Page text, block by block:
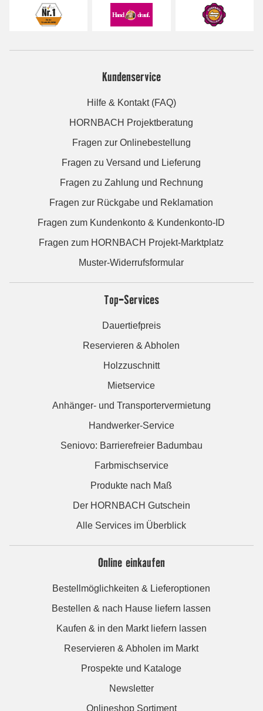
Kundenservice
Hilfe & Kontakt (FAQ)
HORNBACH Projektberatung
Fragen zur Onlinebestellung
Fragen zu Versand und Lieferung
Fragen zu Zahlung und Rechnung
Fragen zur Rückgabe und Reklamation
Fragen zum Kundenkonto & Kundenkonto-ID
Fragen zum HORNBACH Projekt-Marktplatz
Muster-Widerrufsformular
Top-Services
Dauertiefpreis
Reservieren & Abholen
Holzzuschnitt
Mietservice
Anhänger- und Transportervermietung
Handwerker-Service
Seniovo: Barrierefreier Badumbau
Farbmischservice
Produkte nach Maß
Der HORNBACH Gutschein
Alle Services im Überblick
Online einkaufen
Bestellmöglichkeiten & Lieferoptionen
Bestellen & nach Hause liefern lassen
Kaufen & in den Markt liefern lassen
Reservieren & Abholen im Markt
Prospekte und Kataloge
Newsletter
Onlineshop Sortiment